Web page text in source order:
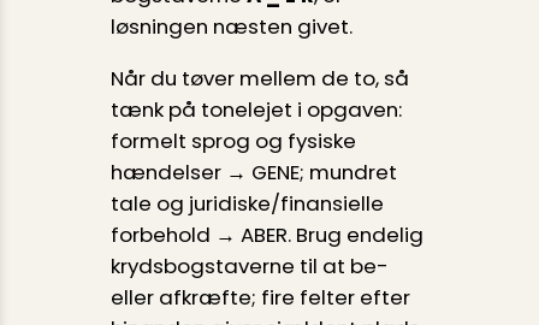
løsningen næsten givet.
Når du tøver mellem de to, så
tænk på tonelejet i opgaven:
formelt sprog og fysiske
hændelser → GENE; mundret
tale og juridiske/finansielle
forbehold → ABER. Brug endelig
krydsbogstaverne til at be-
eller afkræfte; fire felter efter